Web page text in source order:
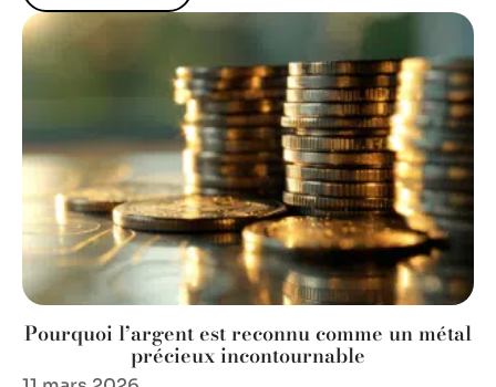
Pourquoi l’argent est reconnu comme un métal
précieux incontournable